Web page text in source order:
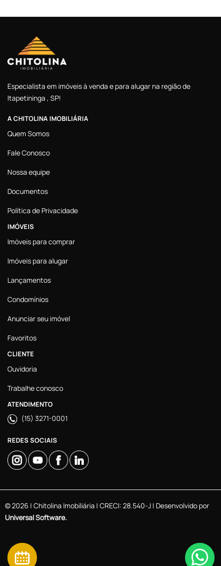
Especialista em imóveis à venda e para alugar na região de
Itapetininga , SP!
A CHITOLINA IMOBILIÁRIA
Quem Somos
Fale Conosco
Nossa equipe
Documentos
Política de Privacidade
IMÓVEIS
Imóveis para comprar
Imóveis para alugar
Lançamentos
Condomínios
Anunciar seu imóvel
Favoritos
CLIENTE
Ouvidoria
Trabalhe conosco
ATENDIMENTO
(15) 3271-0001
REDES SOCIAIS
© 2026 | Chitolina Imobiliária | CRECI: 28.540-J | Desenvolvido por
Universal Software.